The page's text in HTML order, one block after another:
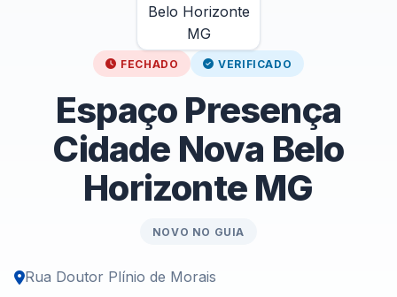
FECHADO VERIFICADO
Espaço Presença
Cidade Nova Belo
Horizonte MG
NOVO NO GUIA
Rua Doutor Plínio de Morais